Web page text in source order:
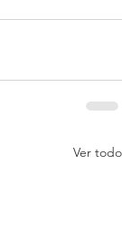
Ver todo